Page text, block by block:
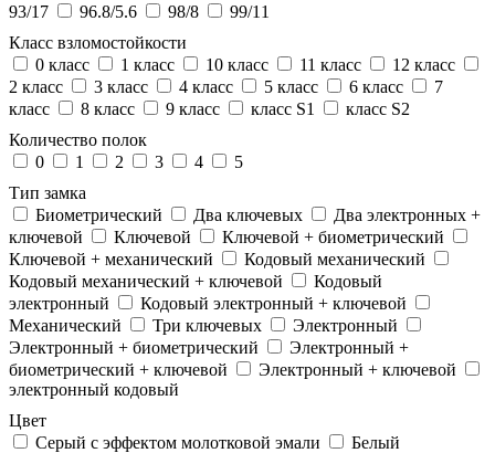
93/17
96.8/5.6 98/8
99/11
Класс взломостойкости
0 класс
1 класс 10 класс 11 класс
12 класс
2 класс
3 класс 4 класс 5 класс 6 класс
7
класс
8 класс 9 класс класс S1
класс S2
Количество полок
0
1 2 3 4
5
Тип замка
Биометрический
Два ключевых
Два электронныx +
ключевой
Ключевой
Ключевой + биометрический
Ключевой + механический
Кодовый механический
Кодовый механический + ключевой
Кодовый
электронный
Кодовый электронный + ключевой
Механический
Три ключевых
Электронный
Электронный + биометрический
Электронный +
биометрический + ключевой
Электронный + ключевой
электронный кодовый
Цвет
Cерый с эффектом молотковой эмали
Белый